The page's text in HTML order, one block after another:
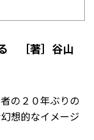
［著］谷山
の２０年ぶりの
想的なイメージ